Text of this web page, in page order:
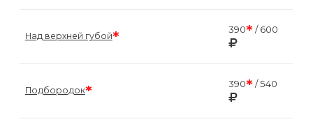
Над верхней губой* 390*/ 600
Подбородок* 390*/ 540